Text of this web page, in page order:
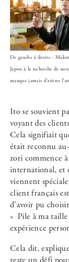
De gauche à droite :
Japon à la recherche de
manque jamais d’attirer
Ito se souvient
voyant des
Cela signifiait
était reconnu
zori commence
international, et
viennent
client français
d’avoir pu
« Pile à ma taille
expérience
Cela dit,